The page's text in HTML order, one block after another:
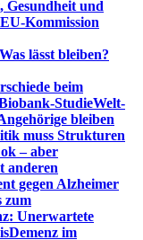
und
EU-Kommission
lässt bleiben?
beim
StudieWelt-
bleiben
muss Strukturen
– aber
anderen
gegen Alzheimer
zum
Unerwartete
Demenz im